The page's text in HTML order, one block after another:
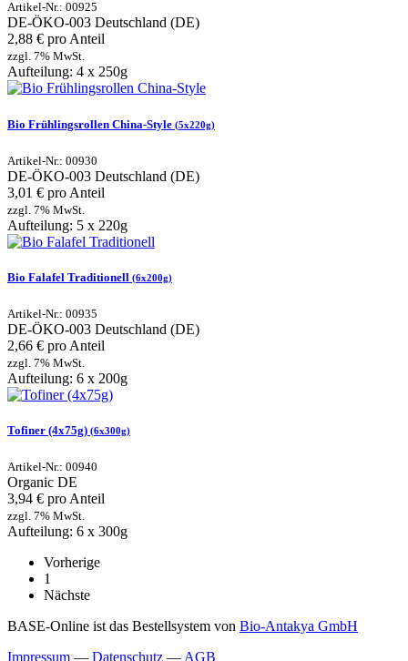
Artikel-Nr.: 00925
DE-ÖKO-003 Deutschland (DE)
2,88 € pro Anteil
zzgl. 7% MwSt.
Aufteilung: 4 x 250g
Bio Frühlingsrollen China-Style (5x220g)
Artikel-Nr.: 00930
DE-ÖKO-003 Deutschland (DE)
3,01 € pro Anteil
zzgl. 7% MwSt.
Aufteilung: 5 x 220g
Bio Falafel Traditionell (6x200g)
Artikel-Nr.: 00935
DE-ÖKO-003 Deutschland (DE)
2,66 € pro Anteil
zzgl. 7% MwSt.
Aufteilung: 6 x 200g
Tofiner (4x75g) (6x300g)
Artikel-Nr.: 00940
Organic DE
3,94 € pro Anteil
zzgl. 7% MwSt.
Aufteilung: 6 x 300g
Vorherige
1
Nächste
BASE-Online ist das Bestellsystem von Bio-Antakya GmbH
Impressum — Datenschutz — AGB